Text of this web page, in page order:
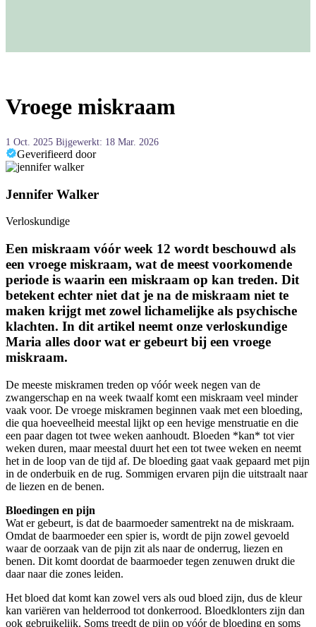
Vroege miskraam
1 Oct. 2025 Bijgewerkt: 18 Mar. 2026
Geverifieerd door
Jennifer Walker
Verloskundige
Een miskraam vóór week 12 wordt beschouwd als
een vroege miskraam, wat de meest voorkomende
periode is waarin een miskraam op kan treden. Dit
betekent echter niet dat je na de miskraam niet te
maken krijgt met zowel lichamelijke als psychische
klachten. In dit artikel neemt onze verloskundige
Maria alles door wat er gebeurt bij een vroege
miskraam.
De meeste miskramen treden op vóór week negen van de
zwangerschap en na week twaalf komt een miskraam veel minder
vaak voor. De vroege miskramen beginnen vaak met een bloeding,
die qua hoeveelheid meestal lijkt op een hevige menstruatie en die
een paar dagen tot twee weken aanhoudt. Bloeden *kan* tot vier
weken duren, maar meestal duurt het een tot twee weken en neemt
het in de loop van de tijd af. De bloeding gaat vaak gepaard met pijn
in de onderbuik en de rug. Sommigen ervaren pijn die uitstraalt naar
de liezen en de benen.
Bloedingen en pijn
Wat er gebeurt, is dat de baarmoeder samentrekt na de miskraam.
Omdat de baarmoeder een spier is, wordt de pijn zowel gevoeld
waar de oorzaak van de pijn zit als naar de onderrug, liezen en
benen. Dit komt doordat de baarmoeder tegen zenuwen drukt die
daar naar die zones leiden.
Het bloed dat komt kan zowel vers als oud bloed zijn, dus de kleur
kan variëren van helderrood tot donkerrood. Bloedklonters zijn dan
ook gebruikelijk. Soms treedt de pijn op vóór de bloeding en soms